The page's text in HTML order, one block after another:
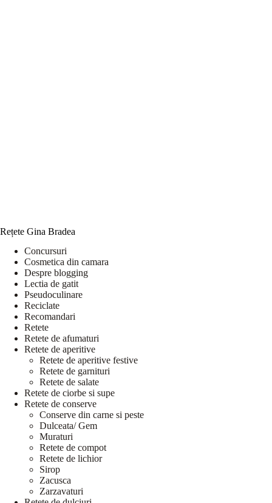
Rețete Gina Bradea
Concursuri
Cosmetica din camara
Despre blogging
Lectia de gatit
Pseudoculinare
Reciclate
Recomandari
Retete
Retete de afumaturi
Retete de aperitive
Retete de aperitive festive
Retete de garnituri
Retete de salate
Retete de ciorbe si supe
Retete de conserve
Conserve din carne si peste
Dulceata/ Gem
Muraturi
Retete de compot
Retete de lichior
Sirop
Zacusca
Zarzavaturi